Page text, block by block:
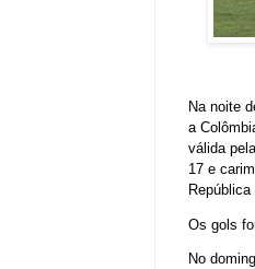
Na noite
a
válida
17 e
Os gols
No